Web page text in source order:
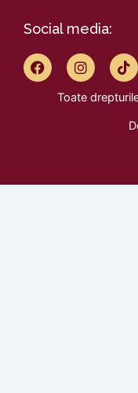
Social media:
F
a
I
n
t
T
i
t
k
Toate